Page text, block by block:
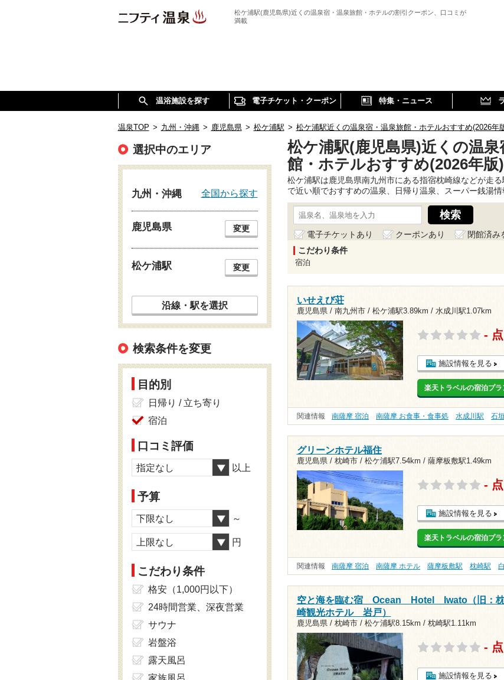
松ケ浦駅(鹿児島県)近くの温泉宿・温泉旅館・ホテルの割引クーポン、口コミが
満載
温浴施設を探す 電子チケット・クーポン 特集・ニュース
温泉TOP > 九州・沖縄 > 鹿児島県 > 松ケ浦駅 > 松ケ浦駅近くの温泉宿・温泉旅館・ホテルおすすめ(2026年
松ケ浦駅(鹿児島県)近くの温泉
館・ホテルおすすめ(2026年版)
松ケ浦駅は鹿児島県南九州市にある指宿枕崎線などが走
で近い順でおすすめの温泉、日帰り温泉、スーパー銭湯情
電子チケットあり クーポンあり
閉館済み
こだわり条件
宿泊
いせえび荘
鹿児島県 / 南九州市 / 松ケ浦駅3.89km / 水成川駅1.07km
- 点
施設情報を見る
楽天トラベルの宿泊プラ
関連情報 南薩摩 宿泊 南薩摩 お食事・食事処 水成川駅 石
グリーンホテル福住
鹿児島県 / 枕崎市 / 松ケ浦駅7.54km / 薩摩板敷駅1.49km
- 点
施設情報を見る
楽天トラベルの宿泊プラ
関連情報 南薩摩 宿泊 南薩摩 ホテル 薩摩板敷駅 枕崎駅
空と海を臨む宿 Ocean Hotel Iwato（旧：
崎観光ホテル 岩戸）
鹿児島県 / 枕崎市 / 松ケ浦駅8.15km / 枕崎駅1.11km
- 点
施設情報を見る
選択中のエリア
九州・沖縄 全国から探す
鹿児島県 変更
松ケ浦駅 変更
沿線・駅を選択
検索条件を変更
目的別
日帰り / 立ち寄り
宿泊
口コミ評価
指定なし 以上
予算
下限なし ～
上限なし 円
こだわり条件
格安（1,000円以下）
24時間営業、深夜営業
サウナ
岩盤浴
露天風呂
家族風呂